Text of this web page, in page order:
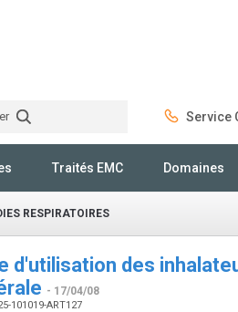
Service
Traités EMC Domaines
RESPIRATOIRES
d'utilisation des
- 17/04/08
101019-ART127